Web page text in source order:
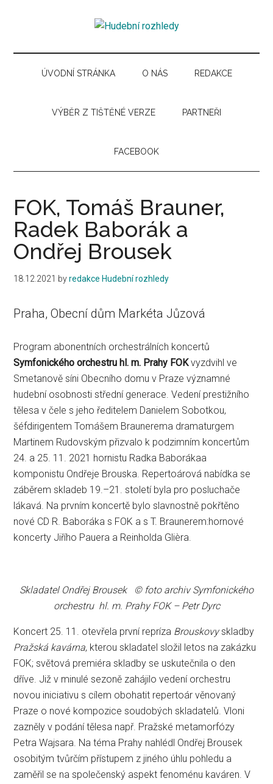
content
menu
sidebar
sidebar
Hudební
rozhledy
pro
hudebníÚVODNÍ STRÁNKA O NÁS REDAKCE
VÝBĚR Z TIŠTĚNÉ VERZE PARTNEŘI
FACEBOOK
FOK, Tomáš Brauner,
Radek Baborák a
Ondřej Brousek
18.12.2021 byredakce Hudební rozhledy
Praha, Obecní dům Markéta Jůzová
Program abonentních orchestrálních koncertů
Symfonického orchestru hl. m. Prahy FOKvyzdvihl ve
Smetanově síni Obecního domu v Praze významné
hudební osobnosti střední generace. Vedení prestižního
tělesa v čele s jeho ředitelem Danielem Sobotkou,
šéfdirigentem Tomášem Braunerema dramaturgem
Martinem Rudovským přizvalo k podzimním koncertům
24. a 25. 11. 2021 hornistu Radka Baborákaa
komponistu Ondřeje Brouska. Repertoárová nabídka se
záběrem skladeb 19.–21. století byla pro posluchače
lákavá. Na prvním koncertě bylo slavnostně pokřtěno
nové CD R. Baboráka s FOK a s T. Braunerem:hornové
koncerty Jiřího Pauera a Reinholda Glièra.
Skladatel Ondřej Brousek © foto archiv Symfonického
orchestru hl. m. Prahy FOK – Petr Dyrc
Koncert 25. 11. otevřela první repríza Brouskovyskladby
Pražská kavárna, kterou skladatel složil letos na zakázku
FOK; světová premiéra skladby se uskutečnila o den
dříve. Již v minulé sezoně zahájilo vedení orchestru
novou iniciativu s cílem obohatit repertoár věnovaný
Praze o nové kompozice soudobých skladatelů. Vloni
zazněly v podání tělesa např. Pražské metamorfózy
Petra Wajsara. Na téma Prahy nahlédl Ondřej Brousek
osobitým tvůrčím přístupem z jiného úhlu pohledu a
zaměřil se na společenský aspekt fenoménu kaváren. V